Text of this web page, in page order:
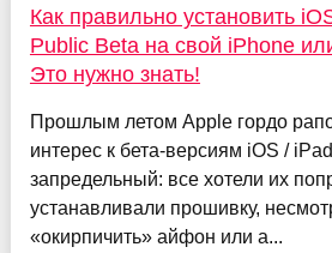
Как правильно установить
Public Beta на свой iPhone
Это нужно знать!
Прошлым летом Apple гордо
интерес к бета-версиям iOS /
запредельный: все хотели их
устанавливали прошивку,
«окирпичить» айфон или а...